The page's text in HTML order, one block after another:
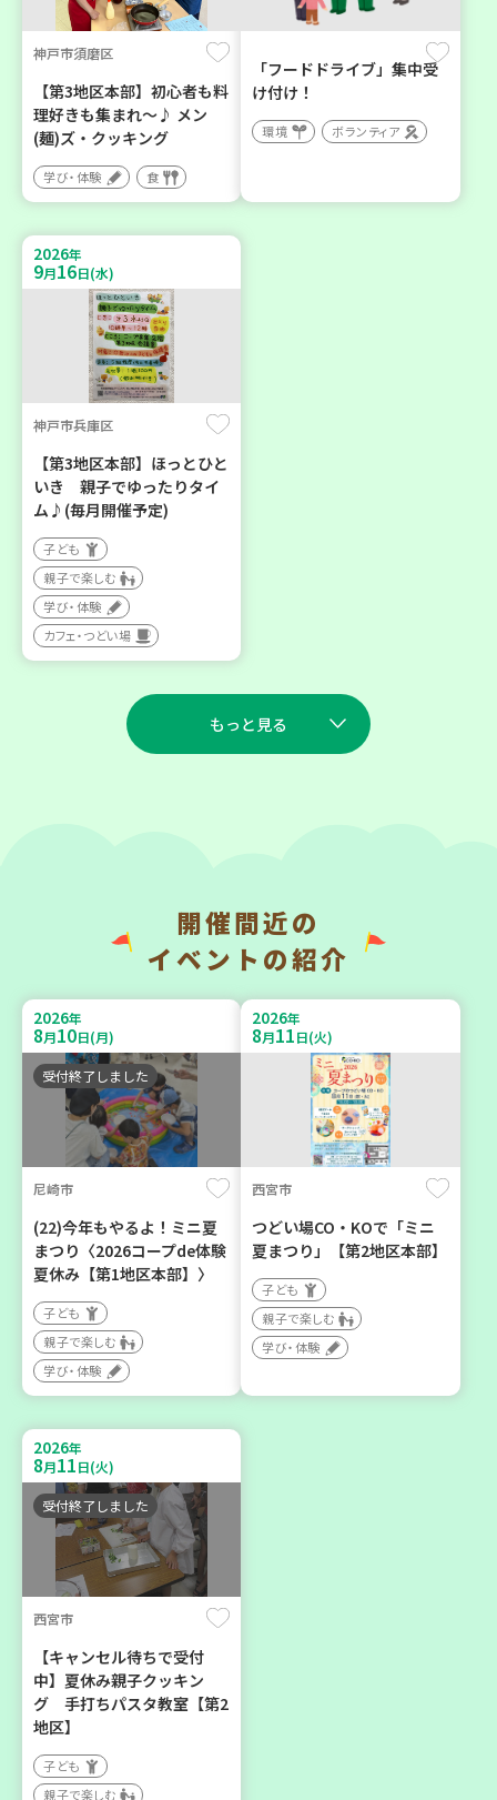
神戸市須磨区
【第3地区本部】初心者も料
理好きも集まれ～♪ メン
(麺)ズ・クッキング
学び・体験 食
「フードドライブ」集中受
け付け！
環境 ボランティア
2026年
9月16日(水)
神戸市兵庫区
【第3地区本部】ほっとひと
いき 親子でゆったりタイ
ム♪(毎月開催予定)
子ども
親子で楽しむ
学び・体験
カフェ・つどい場
もっと見る
神戸市長田区
で遊ぼう♪ 親子で楽しい
夏祭り
親子で楽しむ
神戸市東灘区
ティールームすみれ会」
（毎月第2金曜日）
カフェ・つどい場
2026
9月23日(水)
神戸市兵庫区
【第3地区本部】こべっこ
BOSAI(ぼうさい)教室～か
ぞくで楽しくまなぼうさい
～
学び・体験
平和・防災
9月10日(木)
神戸市東灘区
【第3地区本部】住み慣れた
くらしの助け合いの会」(会
2026年
月24日(木)
神戸市東灘区
【第3地区本部】地域のつど
開催間近の
イベントの紹介
2026年
8月10日(月)
受付終了しました
尼崎市
(22)今年もやるよ！ミニ夏
まつり〈2026コープde体験
夏休み【第1地区本部】〉
子ども
親子で楽しむ
学び・体験
2026年
8月11日(火)
西宮市
つどい場CO・KOで「ミニ
夏まつり」【第2地区本部】
子ども
親子で楽しむ
学び・体験
2026年
8月11日(火)
受付終了しました
西宮市
【キャンセル待ちで受付
中】夏休み親子クッキン
グ 手打ちパスタ教室【第2
地区】
子ども
親子で楽しむ